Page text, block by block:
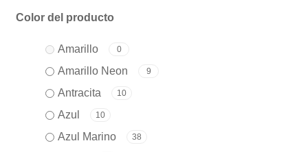
Color del producto
Amarillo 0
Amarillo Neon 9
Antracita 10
Azul 10
Azul Marino 38